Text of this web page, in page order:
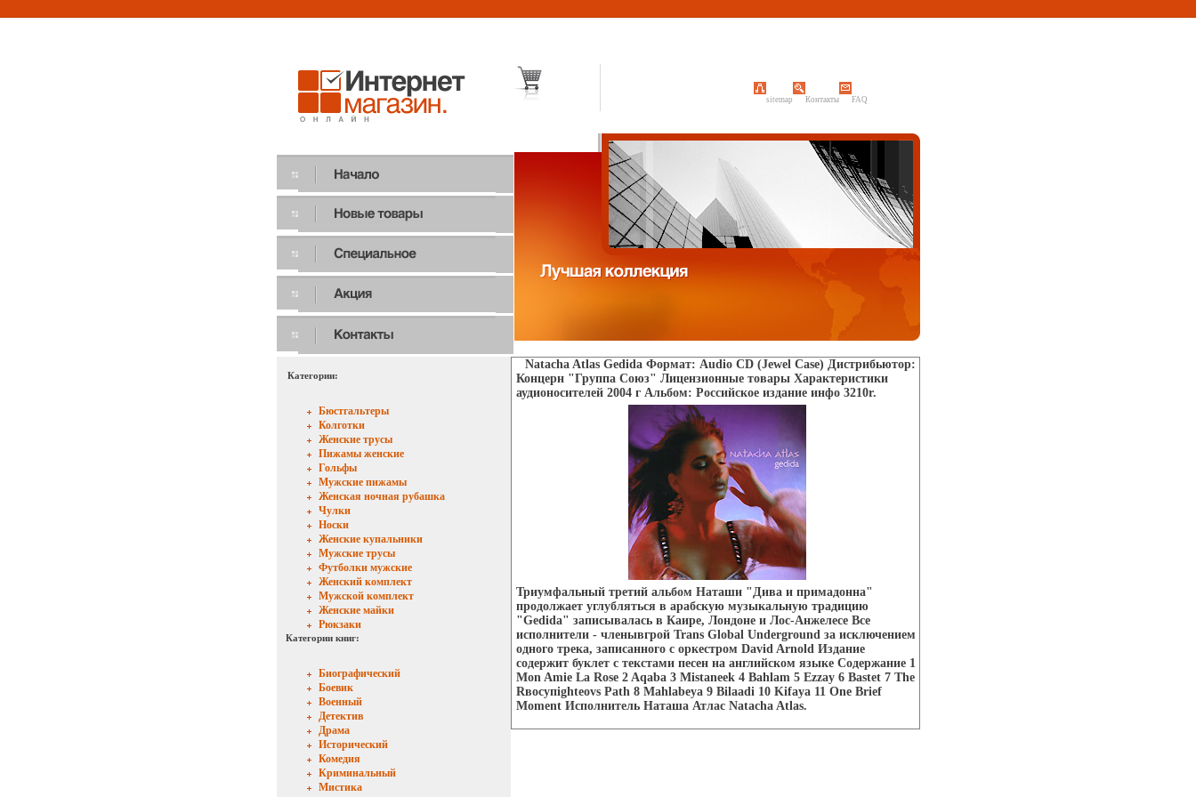
sitemap Контакты FAQ
Категории:
Бюстгальтеры
Колготки
Женские трусы
Пижамы женские
Гольфы
Мужские пижамы
Женская ночная рубашка
Чулки
Носки
Женские купальники
Мужские трусы
Футболки мужские
Женский комплект
Мужской комплект
Женские майки
Рюкзаки
Категории книг:
Биографический
Боевик
Военный
Детектив
Драма
Исторический
Комедия
Криминальный
Мистика
Natacha Atlas Gedida Формат: Audio CD (Jewel Case) Дистрибьютор:
Концерн "Группа Союз" Лицензионные товары Характеристики
аудионосителей 2004 г Альбом: Российское издание инфо 3210r.
Триумфальный третий альбом Наташи "Дива и примадонна"
продолжает углубляться в арабскую музыкальную традицию
"Gedida" записывалась в Каире, Лондоне и Лос-Анжелесе Все
исполнители - членывгрой Trans Global Underground за исключением
одного трека, записанного с оркестром David Arnold Издание
содержит буклет с текстами песен на английском языке Содержание 1
Mon Amie La Rose 2 Aqaba 3 Mistaneek 4 Bahlam 5 Ezzay 6 Bastet 7 The
Rвосупighteovs Path 8 Mahlabeya 9 Bilaadi 10 Kifaya 11 One Brief
Moment Исполнитель Наташа Атлас Natacha Atlas.